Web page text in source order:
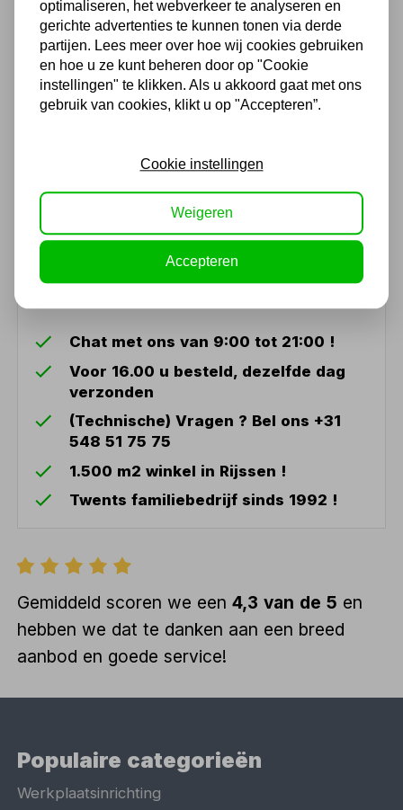
Neem via de chat eenvoudig contact op met
onze toppers om eenvoudig al je vragen over
machines en gereedschappen te
beantwoorden.
Open de chat
Chat met ons van 9:00 tot 21:00 !
Voor 16.00 u besteld, dezelfde dag
verzonden
(Technische) Vragen ? Bel ons +31
548 51 75 75
1.500 m2 winkel in Rijssen !
Twents familiebedrijf sinds 1992 !
Gemiddeld scoren we een4,3 van de 5 en
hebben we dat te danken aan een breed
aanbod en goede service!
Populaire categorieën
Werkplaatsinrichting
optimaliseren, het webverkeer te analyseren en
gerichte advertenties te kunnen tonen via derde
partijen. Lees meer over hoe wij cookies gebruiken
en hoe u ze kunt beheren door op "Cookie
instellingen" te klikken. Als u akkoord gaat met ons
gebruik van cookies, klikt u op "Accepteren”.
Cookie instellingen
Weigeren
Accepteren